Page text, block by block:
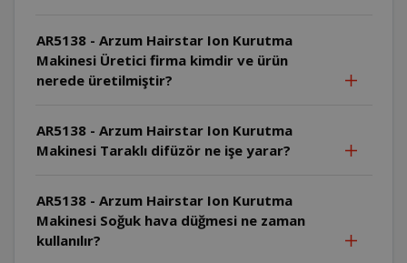
AR5138 - Arzum Hairstar Ion Kurutma
Makinesi Üretici firma kimdir ve ürün
nerede üretilmiştir?
AR5138 - Arzum Hairstar Ion Kurutma
Makinesi Taraklı difüzör ne işe yarar?
AR5138 - Arzum Hairstar Ion Kurutma
Makinesi Soğuk hava düğmesi ne zaman
kullanılır?